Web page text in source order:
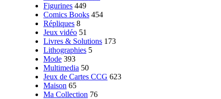
Figurines 449
Comics Books 454
Répliques 8
Jeux vidéo 51
Livres & Solutions 173
Lithographies 5
Mode 393
Multimedia 50
Jeux de Cartes CCG 623
Maison 65
Ma Collection 76